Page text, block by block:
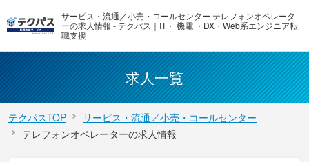
サービス・流通／小売・コールセンター テレフォンオペレータ
ーの求人情報 - テクパス｜IT・ 機電 ・DX・Web系エンジニア転
職支援
求人一覧
テクパスTOP
サービス・流通／小売・コールセンター
テレフォンオペレーターの求人情報